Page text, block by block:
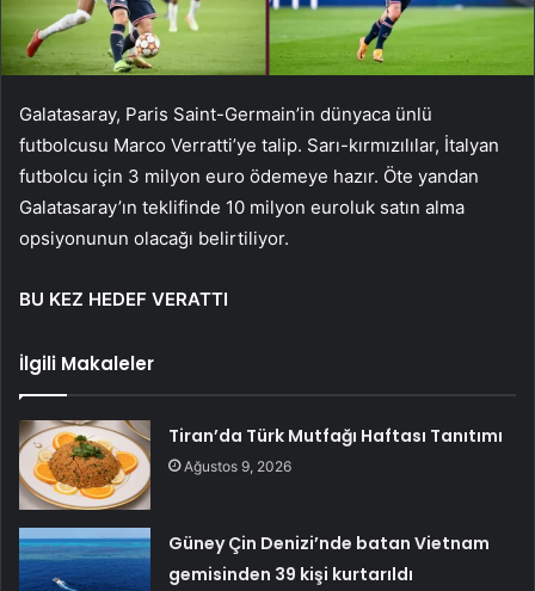
Galatasaray, Paris Saint-Germain’in dünyaca ünlü
futbolcusu Marco Verratti’ye talip. Sarı-kırmızılılar, İtalyan
futbolcu için 3 milyon euro ödemeye hazır. Öte yandan
Galatasaray’ın teklifinde 10 milyon euroluk satın alma
opsiyonunun olacağı belirtiliyor.
BU KEZ HEDEF VERATTI
İlgili Makaleler
Tiran’da Türk Mutfağı Haftası Tanıtımı
Ağustos 9, 2026
Güney Çin Denizi’nde batan Vietnam
gemisinden 39 kişi kurtarıldı